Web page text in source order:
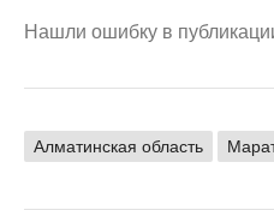
Нашли ошибку в
Алматинская область